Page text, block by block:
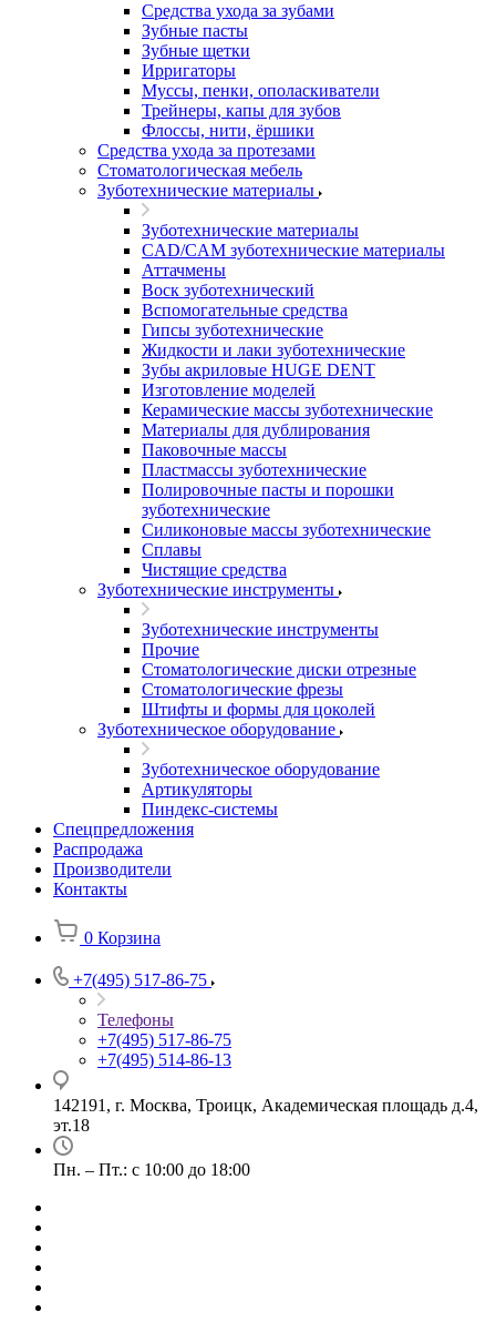
Средства ухода за зубами
Зубные пасты
Зубные щетки
Ирригаторы
Муссы, пенки, ополаскиватели
Трейнеры, капы для зубов
Флоссы, нити, ёршики
Средства ухода за протезами
Стоматологическая мебель
Зуботехнические материалы
Зуботехнические материалы
CAD/CAM зуботехнические материалы
Аттачмены
Воск зуботехнический
Вспомогательные средства
Гипсы зуботехнические
Жидкости и лаки зуботехнические
Зубы акриловые HUGE DENT
Изготовление моделей
Керамические массы зуботехнические
Материалы для дублирования
Паковочные массы
Пластмассы зуботехнические
Полировочные пасты и порошки
зуботехнические
Силиконовые массы зуботехнические
Сплавы
Чистящие средства
Зуботехнические инструменты
Зуботехнические инструменты
Прочие
Стоматологические диски отрезные
Стоматологические фрезы
Штифты и формы для цоколей
Зуботехническое оборудование
Зуботехническое оборудование
Артикуляторы
Пиндекс-системы
Спецпредложения
Распродажа
Производители
Контакты
0 Корзина
+7(495) 517-86-75
Телефоны
+7(495) 517-86-75
+7(495) 514-86-13
142191, г. Москва, Троицк, Академическая площадь д.4,
эт.18
Пн. – Пт.: с 10:00 до 18:00